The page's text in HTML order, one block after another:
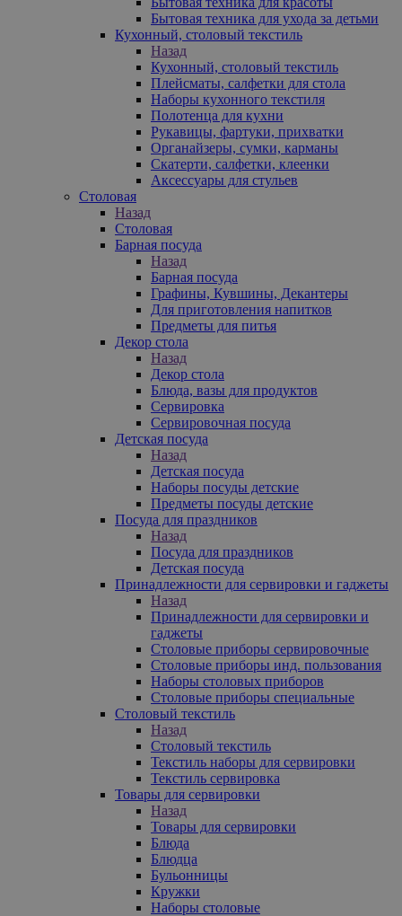
Бытовая техника для ухода за детьми
Кухонный, столовый текстиль
Назад
Кухонный, столовый текстиль
Плейсматы, салфетки для стола
Наборы кухонного текстиля
Полотенца для кухни
Рукавицы, фартуки, прихватки
Органайзеры, сумки, карманы
Скатерти, салфетки, клеенки
Аксессуары для стульев
Столовая
Назад
Столовая
Барная посуда
Назад
Барная посуда
Графины, Кувшины, Декантеры
Для приготовления напитков
Предметы для питья
Декор стола
Назад
Декор стола
Блюда, вазы для продуктов
Сервировка
Сервировочная посуда
Детская посуда
Назад
Детская посуда
Наборы посуды детские
Предметы посуды детские
Посуда для праздников
Назад
Посуда для праздников
Детская посуда
Принадлежности для сервировки и гаджеты
Назад
Принадлежности для сервировки и
гаджеты
Столовые приборы сервировочные
Столовые приборы инд. пользования
Наборы столовых приборов
Столовые приборы специальные
Столовый текстиль
Назад
Столовый текстиль
Текстиль наборы для сервировки
Текстиль сервировка
Товары для сервировки
Назад
Товары для сервировки
Блюда
Блюдца
Бульонницы
Кружки
Наборы столовые